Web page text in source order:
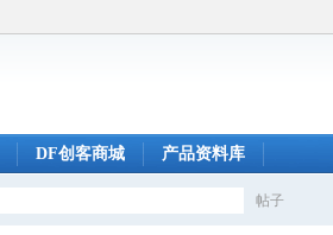
DF创客商城 产品资料库
帖子